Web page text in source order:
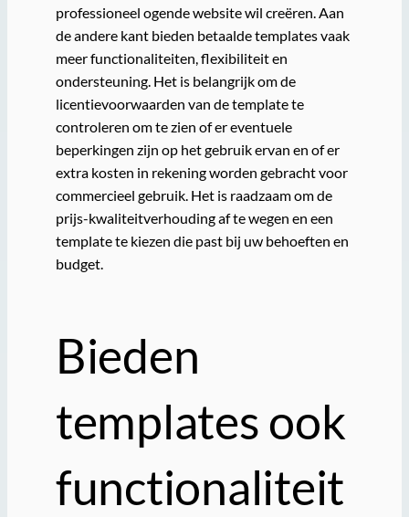
professioneel ogende website wil creëren. Aan
de andere kant bieden betaalde templates vaak
meer functionaliteiten, flexibiliteit en
ondersteuning. Het is belangrijk om de
licentievoorwaarden van de template te
controleren om te zien of er eventuele
beperkingen zijn op het gebruik ervan en of er
extra kosten in rekening worden gebracht voor
commercieel gebruik. Het is raadzaam om de
prijs-kwaliteitverhouding af te wegen en een
template te kiezen die past bij uw behoeften en
budget.
Bieden
templates ook
functionaliteit